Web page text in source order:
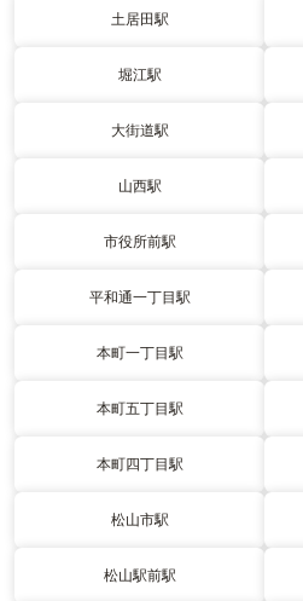
土居田駅
堀江駅
大街道駅
山西駅
市役所前駅
平和通一丁目駅
本町一丁目駅
本町五丁目駅
本町四丁目駅
松山市駅
松山駅前駅